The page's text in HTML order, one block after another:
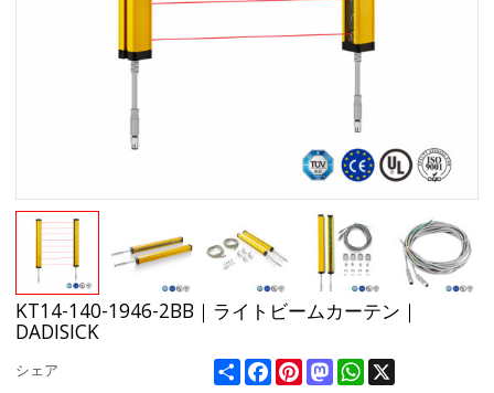
KT14-140-1946-2BB｜ライトビームカーテン｜
DADISICK
シェア ShareFacebookPinterestMastodonWhatsApp